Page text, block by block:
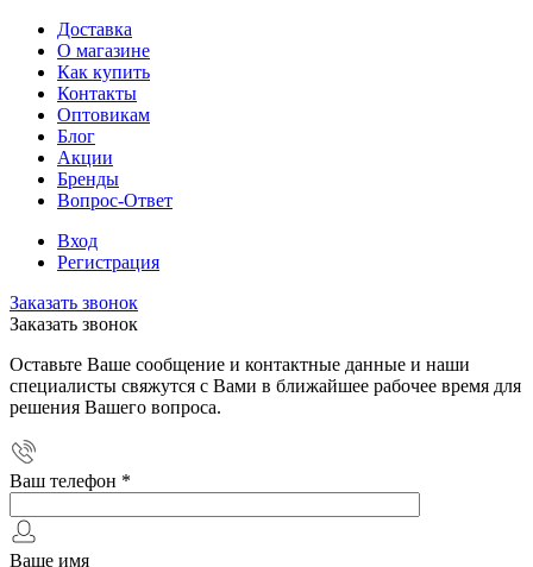
Доставка
О магазине
Как купить
Контакты
Оптовикам
Блог
Акции
Бренды
Вопрос-Ответ
Вход
Регистрация
Заказать звонок
Заказать звонок
Оставьте Ваше сообщение и контактные данные и наши
специалисты свяжутся с Вами в ближайшее рабочее время для
решения Вашего вопроса.
Ваш телефон *
Ваше имя